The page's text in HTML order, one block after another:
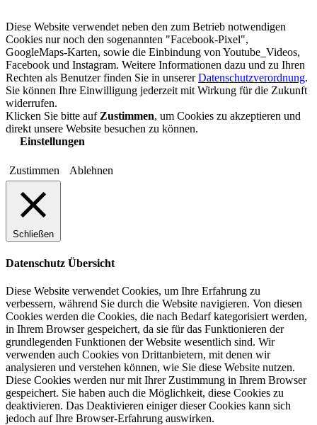
Diese Website verwendet neben den zum Betrieb notwendigen
Cookies nur noch den sogenannten "Facebook-Pixel",
GoogleMaps-Karten, sowie die Einbindung von Youtube_Videos,
Facebook und Instagram. Weitere Informationen dazu und zu Ihren
Rechten als Benutzer finden Sie in unsererDatenschutzverordnung.
Sie können Ihre Einwilligung jederzeit mit Wirkung für die Zukunft
widerrufen.
Klicken Sie bitte auf Zustimmen, um Cookies zu akzeptieren und
direkt unsere Website besuchen zu können.
Einstellungen
Zustimmen Ablehnen
Schließen
Datenschutz Übersicht
Diese Website verwendet Cookies, um Ihre Erfahrung zu
verbessern, während Sie durch die Website navigieren. Von diesen
Cookies werden die Cookies, die nach Bedarf kategorisiert werden,
in Ihrem Browser gespeichert, da sie für das Funktionieren der
grundlegenden Funktionen der Website wesentlich sind. Wir
verwenden auch Cookies von Drittanbietern, mit denen wir
analysieren und verstehen können, wie Sie diese Website nutzen.
Diese Cookies werden nur mit Ihrer Zustimmung in Ihrem Browser
gespeichert. Sie haben auch die Möglichkeit, diese Cookies zu
deaktivieren. Das Deaktivieren einiger dieser Cookies kann sich
jedoch auf Ihre Browser-Erfahrung auswirken.